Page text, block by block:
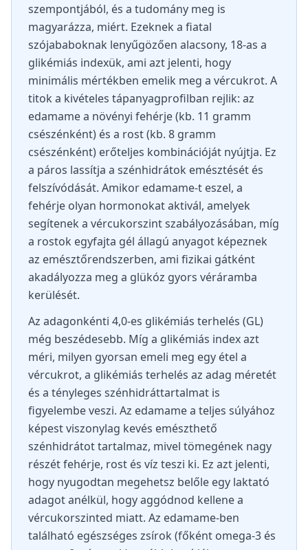
szempontjából, és a tudomány meg is
magyarázza, miért. Ezeknek a fiatal
szójababoknak lenyűgözően alacsony, 18-as a
glikémiás indexük, ami azt jelenti, hogy
minimális mértékben emelik meg a vércukrot. A
titok a kivételes tápanyagprofilban rejlik: az
edamame a növényi fehérje (kb. 11 gramm
csészénként) és a rost (kb. 8 gramm
csészénként) erőteljes kombinációját nyújtja. Ez
a páros lassítja a szénhidrátok emésztését és
felszívódását. Amikor edamame-t eszel, a
fehérje olyan hormonokat aktivál, amelyek
segítenek a vércukorszint szabályozásában, míg
a rostok egyfajta gél állagú anyagot képeznek
az emésztőrendszerben, ami fizikai gátként
akadályozza meg a glükóz gyors véráramba
kerülését.
Az adagonkénti 4,0-es glikémiás terhelés (GL)
még beszédesebb. Míg a glikémiás index azt
méri, milyen gyorsan emeli meg egy étel a
vércukrot, a glikémiás terhelés az adag méretét
és a tényleges szénhidráttartalmat is
figyelembe veszi. Az edamame a teljes súlyához
képest viszonylag kevés emészthető
szénhidrátot tartalmaz, mivel tömegének nagy
részét fehérje, rost és víz teszi ki. Ez azt jelenti,
hogy nyugodtan megehetsz belőle egy laktató
adagot anélkül, hogy aggódnod kellene a
vércukorszinted miatt. Az edamame-ben
található egészséges zsírok (főként omega-3 és